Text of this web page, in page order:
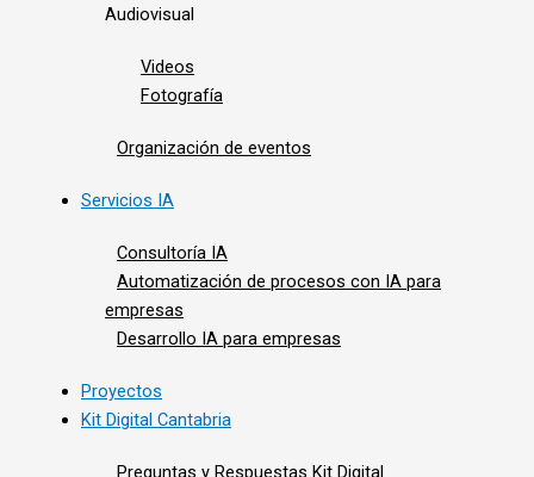
Audiovisual
Videos
Fotografía
Organización de eventos
Servicios IA
Consultoría IA
Automatización de procesos con IA para
empresas
Desarrollo IA para empresas
Proyectos
Kit Digital Cantabria
Preguntas y Respuestas Kit Digital